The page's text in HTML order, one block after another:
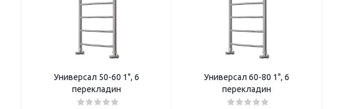
Универсал 50-60 1", 6
перекладин
Универсал 60-80 1", 6
перекладин